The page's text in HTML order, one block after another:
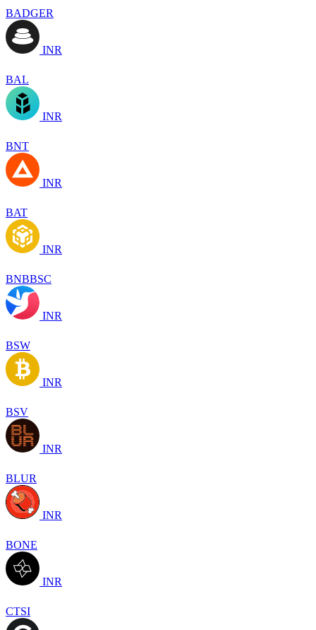
BADGER
INR
BAL
INR
BNT
INR
BAT
INR
BNBBSC
INR
BSW
INR
BSV
INR
BLUR
INR
BONE
INR
CTSI